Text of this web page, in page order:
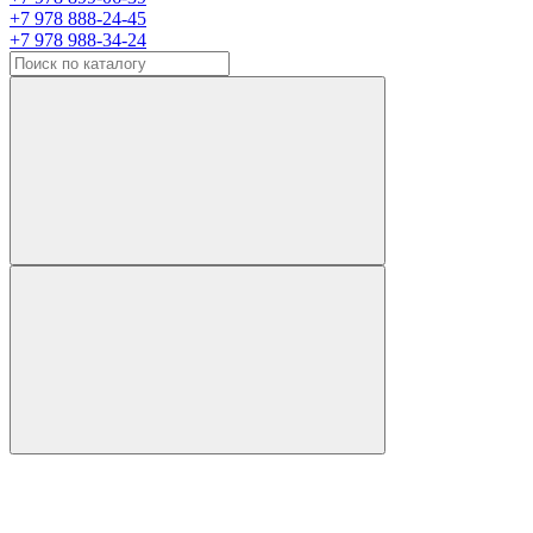
+7 978 888-24-45
+7 978 988-34-24